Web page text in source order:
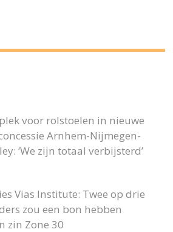
voor rolstoelen in nieuwe
Arnhem-Nijmegen-
‘We zijn totaal verbijsterd’
Vias Institute: Twee op drie
zou een bon hebben
zin Zone 30